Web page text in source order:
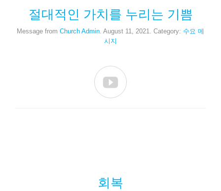
절대적인 가치를 누리는 기쁨
Message from Church Admin. August 11, 2021. Category: 수요 메
시지

회복